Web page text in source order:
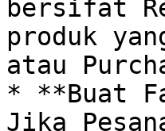
bersifat
produk
atau
* **Buat
Jika